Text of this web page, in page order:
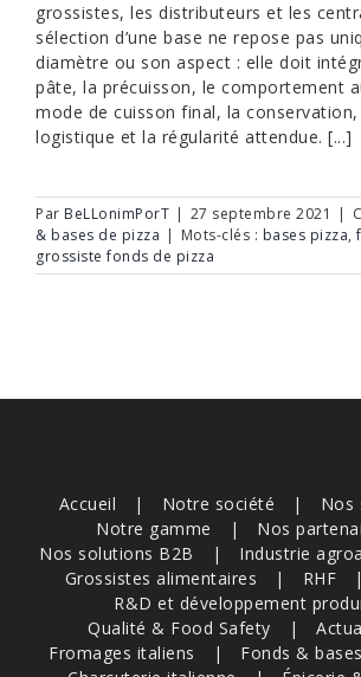
grossistes, les distributeurs et les
sélection d’une base ne repose pas
diamètre ou son aspect : elle doit
pâte, la précuisson, le comportement
mode de cuisson final, la
logistique et la régularité attendue. [...]
Par BeLLonimPorT | 27 septembre 2021 |
& bases de pizza | Mots-clés : bases pizza,
grossiste fonds de pizza
Accueil Notre société
Nos
Notre gamme
Nos
Nos solutions B2B
Industrie
Grossistes alimentaires
RHF
R&D et développement
Qualité & Food Safety
Fromages italiens
Fonds &